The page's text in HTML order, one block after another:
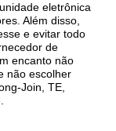
eletrônica
Além disso,
e evitar todo
de
encanto não
não escolher
Join, TE,